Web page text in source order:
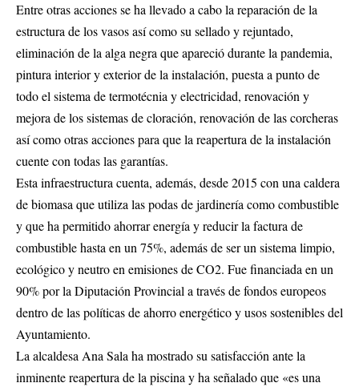
Entre otras acciones se ha llevado a cabo la reparación de la
estructura de los vasos así como su sellado y rejuntado,
eliminación de la alga negra que apareció durante la pandemia,
pintura interior y exterior de la instalación, puesta a punto de
todo el sistema de termotécnia y electricidad, renovación y
mejora de los sistemas de cloración, renovación de las corcheras
así como otras acciones para que la reapertura de la instalación
cuente con todas las garantías.
Esta infraestructura cuenta, además, desde 2015 con una caldera
de biomasa que utiliza las podas de jardinería como combustible
y que ha permitido ahorrar energía y reducir la factura de
combustible hasta en un 75%, además de ser un sistema limpio,
ecológico y neutro en emisiones de CO2. Fue financiada en un
90% por la Diputación Provincial a través de fondos europeos
dentro de las políticas de ahorro energético y usos sostenibles del
Ayuntamiento.
La alcaldesa Ana Sala ha mostrado su satisfacción ante la
inminente reapertura de la piscina y ha señalado que «es una